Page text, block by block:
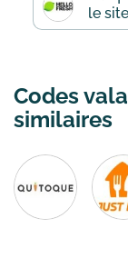
le site
Codes
similaires